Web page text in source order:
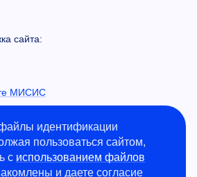
сайта:
МИСИС
идентификации
пользоваться сайтом,
с использованием файлов
и даете согласие